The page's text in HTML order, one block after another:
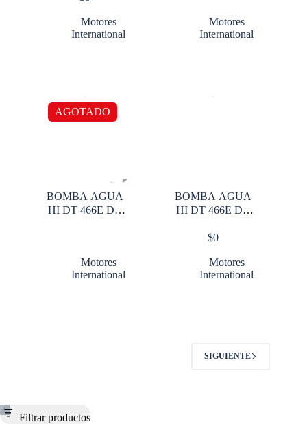
Motores
International
Motores
International
AGOTADO
BOMBA AGUA
HI DT 466E DT
Motores
International
BOMBA AGUA
HI DT 466E DT
$0
Motores
International
SIGUIENTE
Filtrar productos